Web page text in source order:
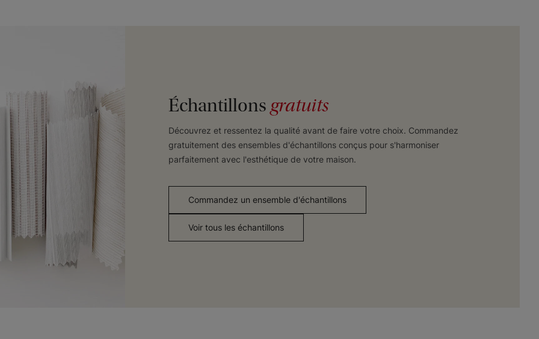
Échantillons gratuits
Découvrez et ressentez la qualité avant de faire votre choix. Commandez
gratuitement des ensembles d'échantillons conçus pour s'harmoniser
parfaitement avec l'esthétique de votre maison.
Commandez un ensemble d'échantillons
Voir tous les échantillons